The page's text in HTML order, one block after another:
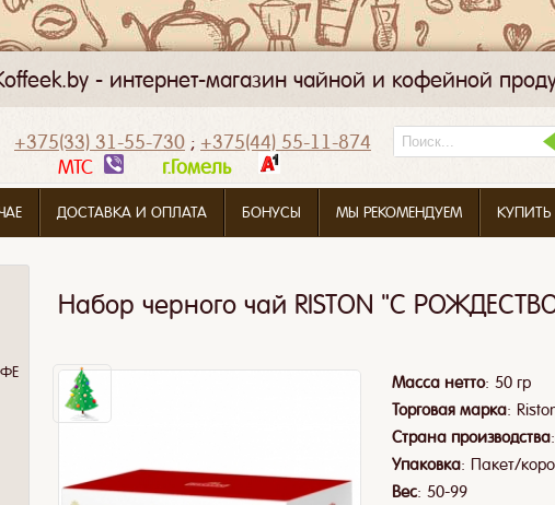
- интернет-магазин чайной и кофейной
+375(33) 31-55-730 ; +375(44) 55-11-874
МТС
г.Гомель
ДОСТАВКА И ОПЛАТА БОНУСЫ МЫ РЕКОМЕНДУЕМ
Набор черного чай RISTON "С
Масса нетто: 50 гр
Торговая марка:
Страна производства:
Упаковка: Пакет/
Вес: 50-99